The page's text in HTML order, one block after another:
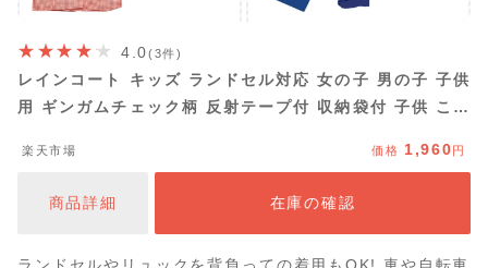
4.0(3件)
レインコート キッズ ランドセル対応 女の子 男の子 子供
用 ギンガムチェック柄 反射テープ付 収納袋付 子供 こど
130cm 赤 紺
楽天市場 価格 1,960円
商品詳細 在庫の確認